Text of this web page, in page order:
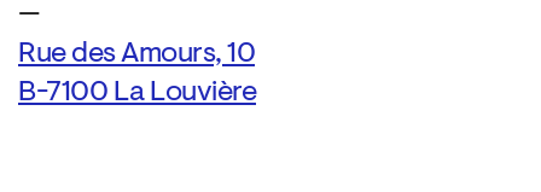
—
Rue des Amours, 10
B-7100 La Louvière